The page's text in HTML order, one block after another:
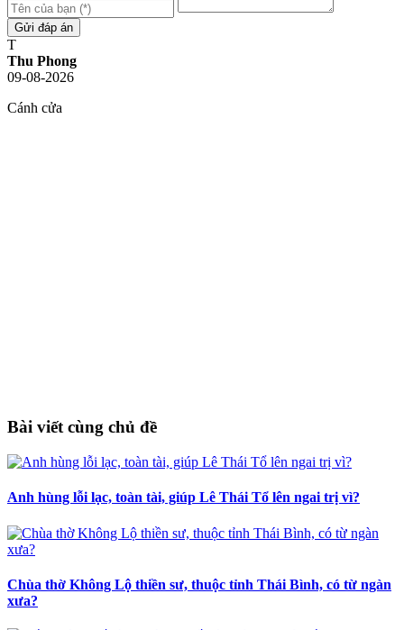
Gửi đáp án
T
Thu Phong
09-08-2026
Cánh cửa
Bài viết cùng chủ đề
Anh hùng lỗi lạc, toàn tài, giúp Lê Thái Tổ lên ngai trị vì?
Chùa thờ Không Lộ thiền sư, thuộc tỉnh Thái Bình, có từ ngàn
xưa?